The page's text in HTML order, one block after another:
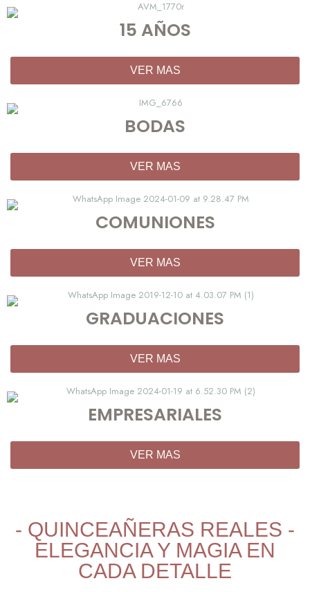
15 AÑOS
VER MAS
BODAS
VER MAS
COMUNIONES
VER MAS
GRADUACIONES
VER MAS
EMPRESARIALES
VER MAS
- QUINCEAÑERAS REALES -
ELEGANCIA Y MAGIA EN
CADA DETALLE